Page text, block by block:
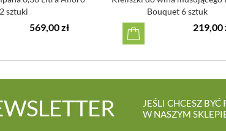
2 sztuki
569,00 zł
Bouquet 6 sztuk
219,00
JEŚLI CHCESZ
W NASZYM